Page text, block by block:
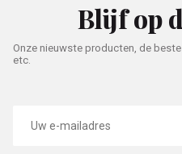
Blijf op
Onze nieuwste producten, de
etc.
mailadres